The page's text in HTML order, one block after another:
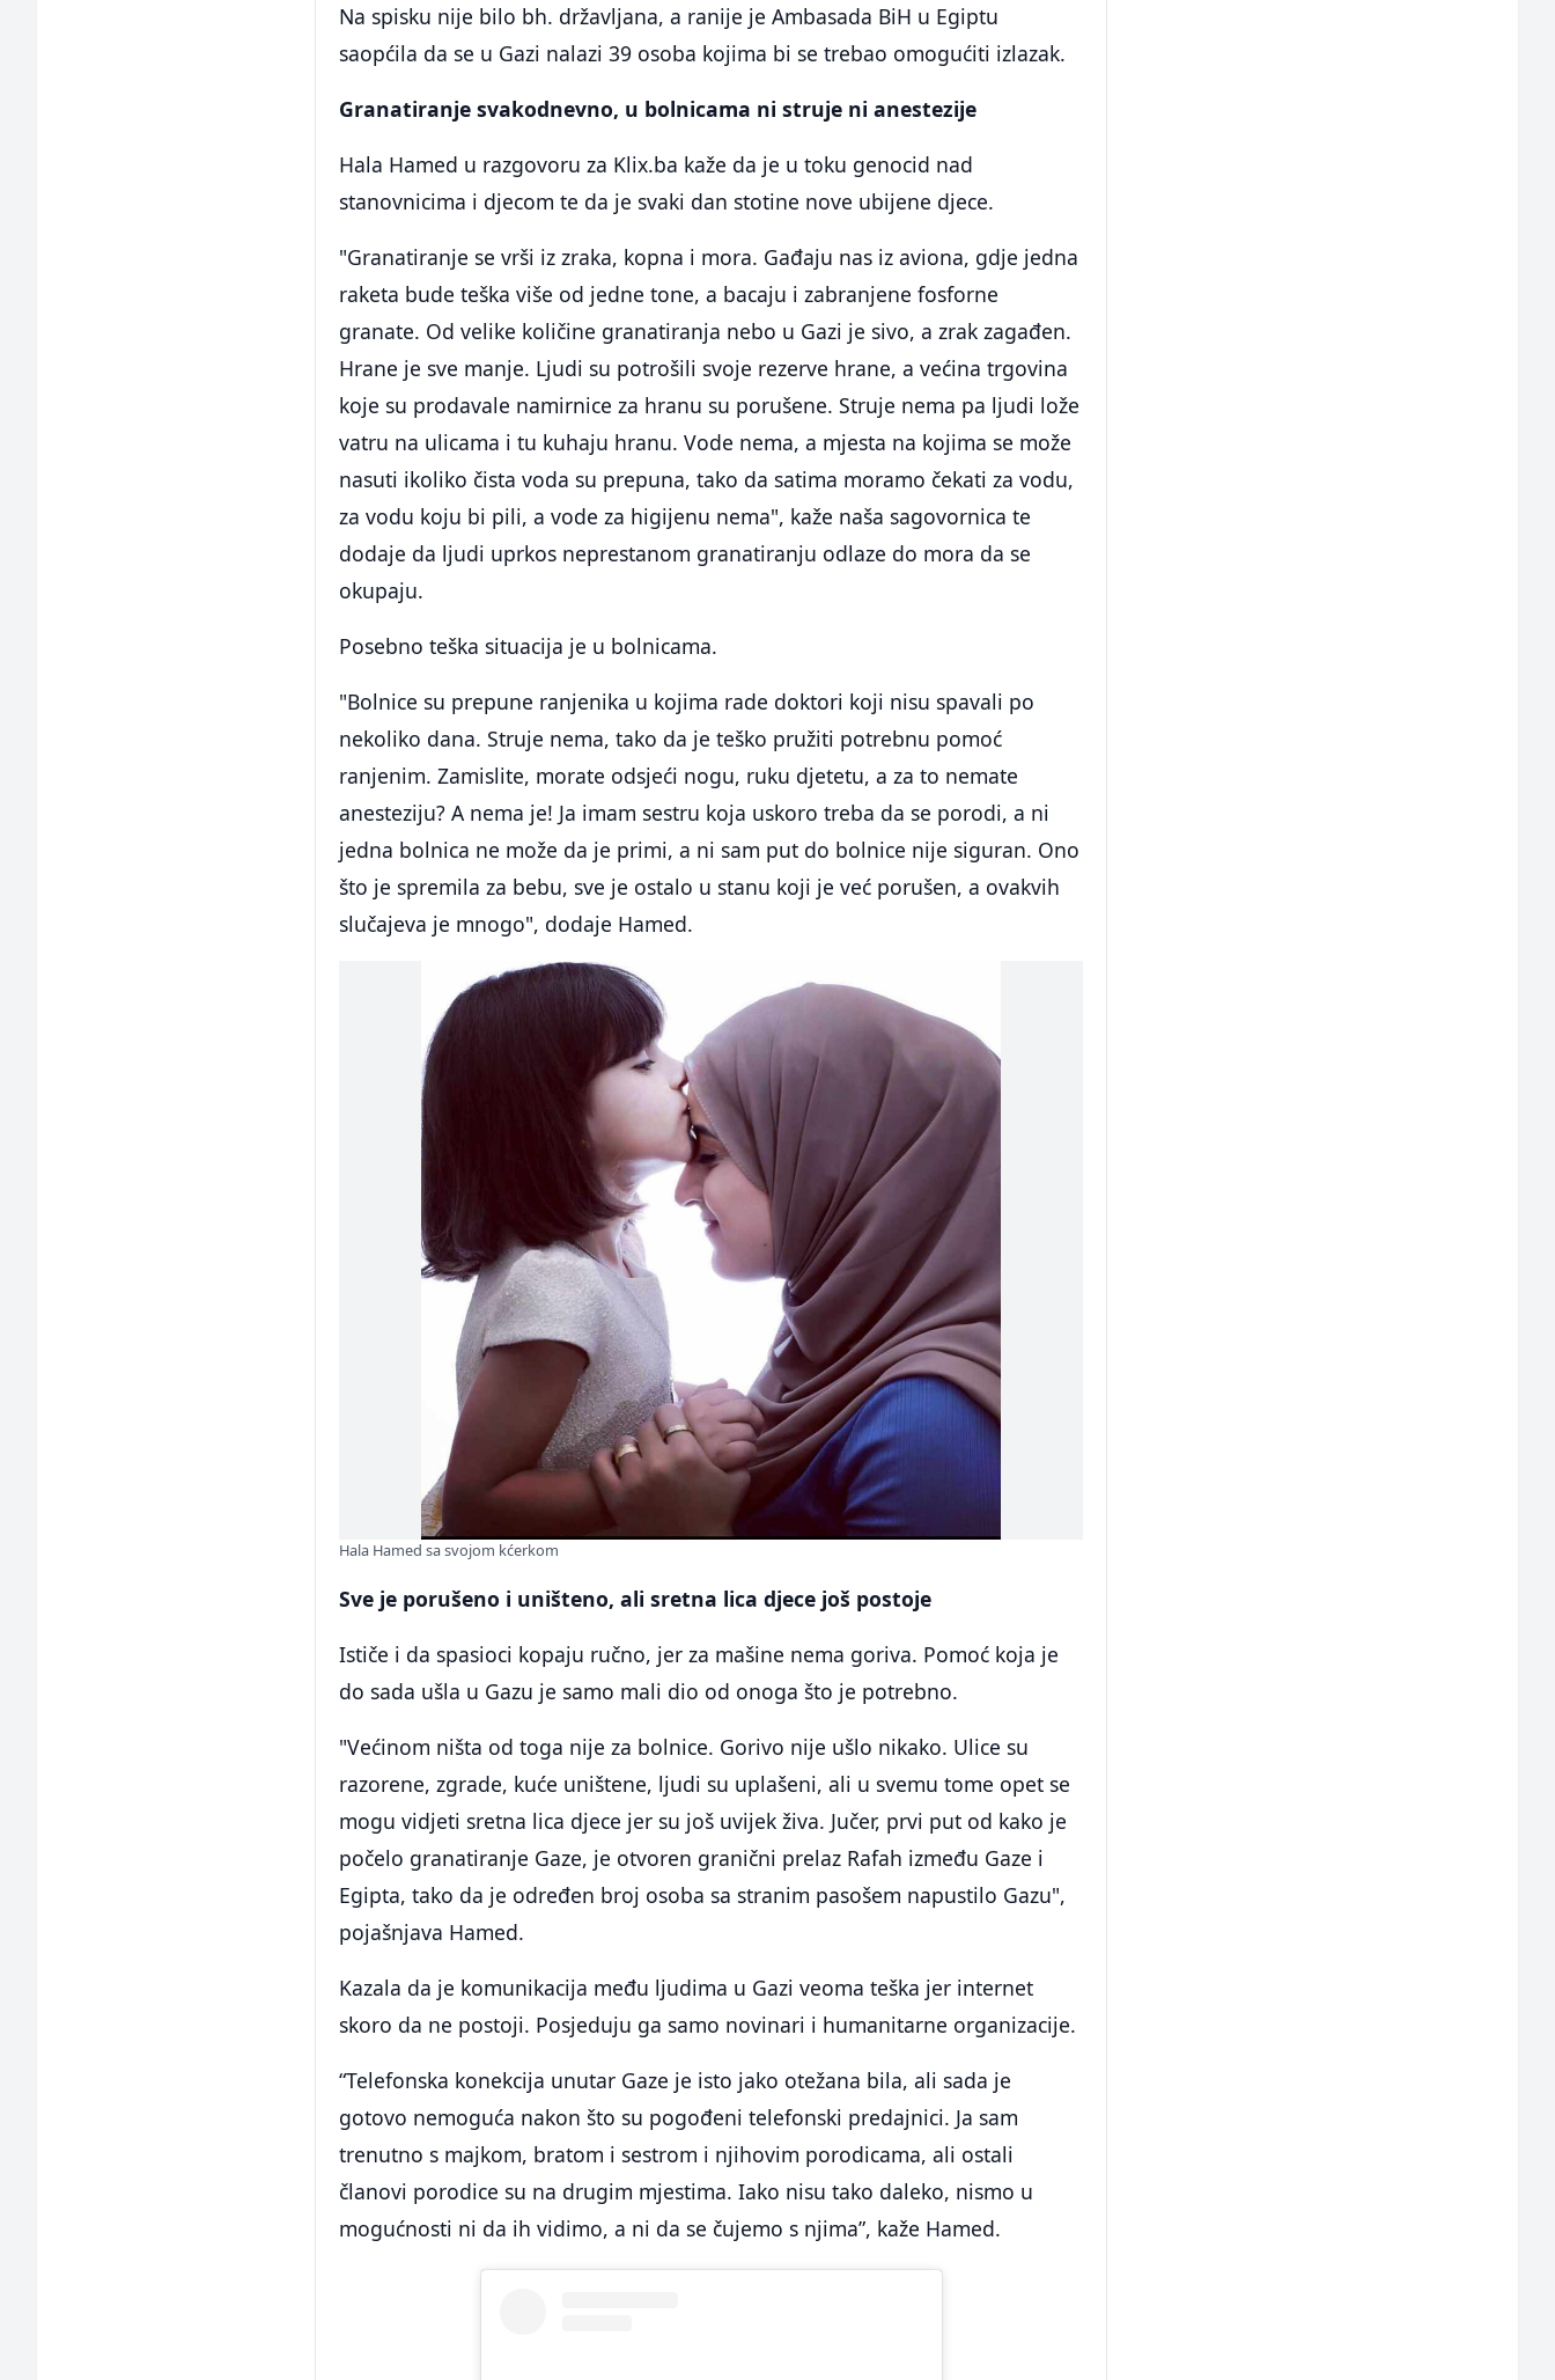
Na spisku nije bilo bh. državljana, a ranije je Ambasada BiH u Egiptu
saopćila da se u Gazi nalazi 39 osoba kojima bi se trebao omogućiti izlazak.
Granatiranje svakodnevno, u bolnicama ni struje ni anestezije
Hala Hamed u razgovoru za Klix.ba kaže da je u toku genocid nad
stanovnicima i djecom te da je svaki dan stotine nove ubijene djece.
"Granatiranje se vrši iz zraka, kopna i mora. Gađaju nas iz aviona, gdje jedna
raketa bude teška više od jedne tone, a bacaju i zabranjene fosforne
granate. Od velike količine granatiranja nebo u Gazi je sivo, a zrak zagađen.
Hrane je sve manje. Ljudi su potrošili svoje rezerve hrane, a većina trgovina
koje su prodavale namirnice za hranu su porušene. Struje nema pa ljudi lože
vatru na ulicama i tu kuhaju hranu. Vode nema, a mjesta na kojima se može
nasuti ikoliko čista voda su prepuna, tako da satima moramo čekati za vodu,
za vodu koju bi pili, a vode za higijenu nema", kaže naša sagovornica te
dodaje da ljudi uprkos neprestanom granatiranju odlaze do mora da se
okupaju.
Posebno teška situacija je u bolnicama.
"Bolnice su prepune ranjenika u kojima rade doktori koji nisu spavali po
nekoliko dana. Struje nema, tako da je teško pružiti potrebnu pomoć
ranjenim. Zamislite, morate odsjeći nogu, ruku djetetu, a za to nemate
anesteziju? A nema je! Ja imam sestru koja uskoro treba da se porodi, a ni
jedna bolnica ne može da je primi, a ni sam put do bolnice nije siguran. Ono
što je spremila za bebu, sve je ostalo u stanu koji je već porušen, a ovakvih
slučajeva je mnogo", dodaje Hamed.
Hala Hamed sa svojom kćerkom
Sve je porušeno i uništeno, ali sretna lica djece još postoje
Ističe i da spasioci kopaju ručno, jer za mašine nema goriva. Pomoć koja je
do sada ušla u Gazu je samo mali dio od onoga što je potrebno.
"Većinom ništa od toga nije za bolnice. Gorivo nije ušlo nikako. Ulice su
razorene, zgrade, kuće uništene, ljudi su uplašeni, ali u svemu tome opet se
mogu vidjeti sretna lica djece jer su još uvijek živa. Jučer, prvi put od kako je
počelo granatiranje Gaze, je otvoren granični prelaz Rafah između Gaze i
Egipta, tako da je određen broj osoba sa stranim pasošem napustilo Gazu",
pojašnjava Hamed.
Kazala da je komunikacija među ljudima u Gazi veoma teška jer internet
skoro da ne postoji. Posjeduju ga samo novinari i humanitarne organizacije.
“Telefonska konekcija unutar Gaze je isto jako otežana bila, ali sada je
gotovo nemoguća nakon što su pogođeni telefonski predajnici. Ja sam
trenutno s majkom, bratom i sestrom i njihovim porodicama, ali ostali
članovi porodice su na drugim mjestima. Iako nisu tako daleko, nismo u
mogućnosti ni da ih vidimo, a ni da se čujemo s njima”, kaže Hamed.